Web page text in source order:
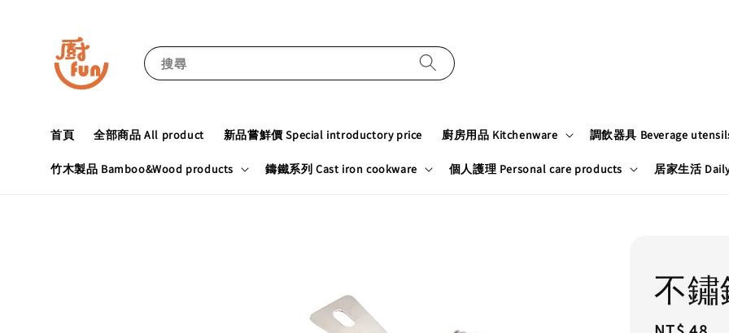
搜尋
首頁 全部商品 All product 新品嘗鮮價 Special introductory price 廚房用品 Kitchenware 調飲器具 Beverage
竹木製品 Bamboo&Wood products 鑄鐵系列 Cast iron cookware 個人護理 Personal care products 居家生活
不鏽